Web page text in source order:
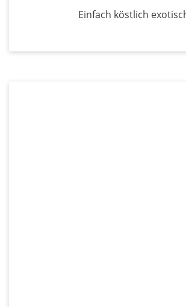
Einfach köstlich